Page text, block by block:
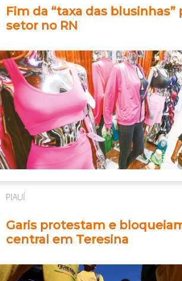
Fim da “taxa das blusinhas”
setor no RN
PIAUÍ
Garis protestam e
central em Teresina